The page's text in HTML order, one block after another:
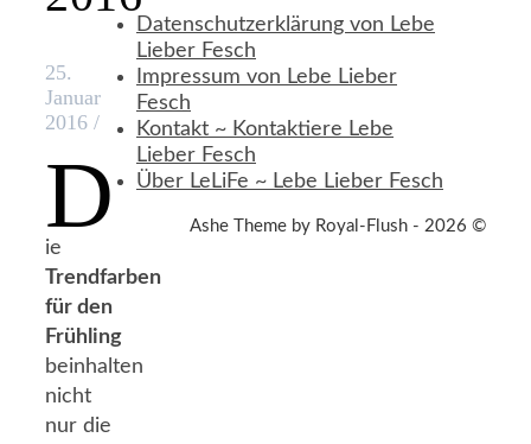
25.
Januar
2016 /
D
ie
Trendfarben
für den
Frühling
beinhalten
nicht
nur die
Datenschutzerklärung von Lebe
Lieber Fesch
Impressum von Lebe Lieber
Fesch
Kontakt ~ Kontaktiere Lebe
Lieber Fesch
Über LeLiFe ~ Lebe Lieber Fesch
Ashe Theme by Royal-Flush - 2026 ©